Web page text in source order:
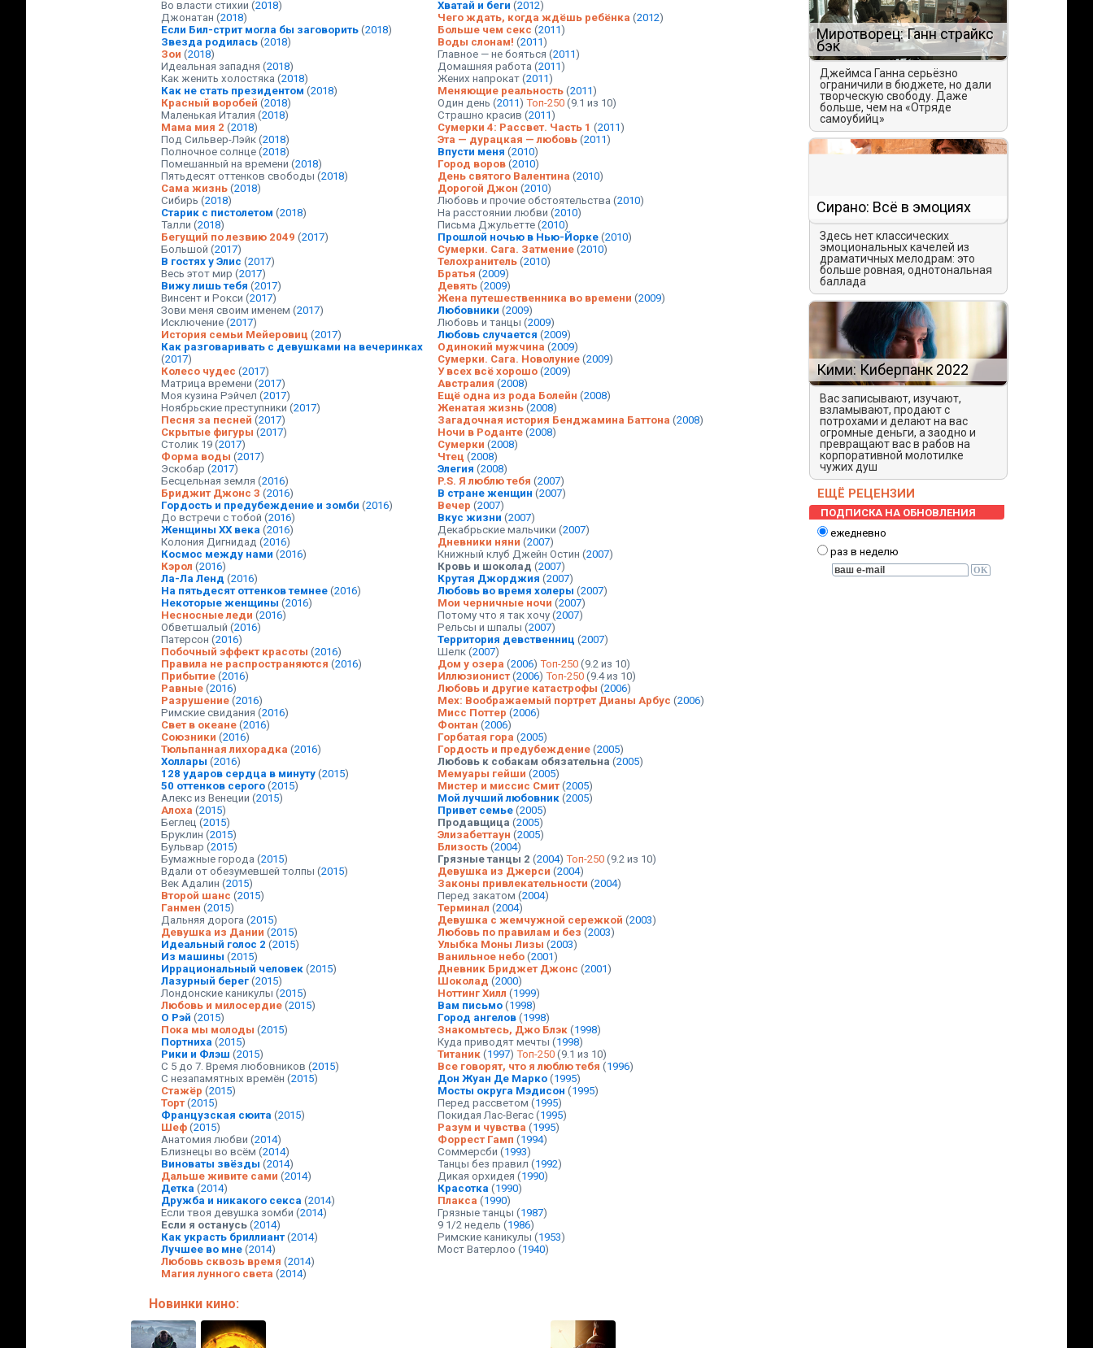
Во власти стихии (2018)
Джонатан (2018)
Если Бил-стрит могла бы заговорить (2018)
Звезда родилась (2018)
Зои (2018)
Идеальная западня (2018)
Как женить холостяка (2018)
Как не стать президентом (2018)
Красный воробей (2018)
Маленькая Италия (2018)
Мама мия 2 (2018)
Под Сильвер-Лэйк (2018)
Полночное солнце (2018)
Помешанный на времени (2018)
Пятьдесят оттенков свободы (2018)
Сама жизнь (2018)
Сибирь (2018)
Старик с пистолетом (2018)
Талли (2018)
Бегущий по лезвию 2049 (2017)
Большой (2017)
В гостях у Элис (2017)
Весь этот мир (2017)
Вижу лишь тебя (2017)
Винсент и Рокси (2017)
Зови меня своим именем (2017)
Исключение (2017)
История семьи Мейеровиц (2017)
Как разговаривать с девушками на вечеринках
(2017)
Колесо чудес (2017)
Матрица времени (2017)
Моя кузина Рэйчел (2017)
Ноябрьские преступники (2017)
Песня за песней (2017)
Скрытые фигуры (2017)
Столик 19 (2017)
Форма воды (2017)
Эскобар (2017)
Бесцельная земля (2016)
Бриджит Джонс 3 (2016)
Гордость и предубеждение и зомби (2016)
До встречи с тобой (2016)
Женщины ХХ века (2016)
Колония Дигнидад (2016)
Космос между нами (2016)
Кэрол (2016)
Ла-Ла Ленд (2016)
На пятьдесят оттенков темнее (2016)
Некоторые женщины (2016)
Несносные леди (2016)
Обветшалый (2016)
Патерсон (2016)
Побочный эффект красоты (2016)
Правила не распространяются (2016)
Прибытие (2016)
Равные (2016)
Разрушение (2016)
Римские свидания (2016)
Свет в океане (2016)
Союзники (2016)
Тюльпанная лихорадка (2016)
Холлары (2016)
128 ударов сердца в минуту (2015)
50 оттенков серого (2015)
Алекс из Венеции (2015)
Алоха (2015)
Беглец (2015)
Бруклин (2015)
Бульвар (2015)
Бумажные города (2015)
Вдали от обезумевшей толпы (2015)
Век Адалин (2015)
Второй шанс (2015)
Ганмен (2015)
Дальняя дорога (2015)
Девушка из Дании (2015)
Идеальный голос 2 (2015)
Из машины (2015)
Иррациональный человек (2015)
Лазурный берег (2015)
Лондонские каникулы (2015)
Любовь и милосердие (2015)
О Рэй (2015)
Пока мы молоды (2015)
Портниха (2015)
Рики и Флэш (2015)
С 5 до 7. Время любовников (2015)
С незапамятных времён (2015)
Стажёр (2015)
Торт(2015)
Французская сюита (2015)
Шеф (2015)
Анатомия любви (2014)
Близнецы во всём (2014)
Виноваты звёзды (2014)
Дальше живите сами (2014)
Детка (2014)
Дружба и никакого секса (2014)
Если твоя девушка зомби (2014)
Если я останусь (2014)
Как украсть бриллиант(2014)
Лучшее во мне (2014)
Любовь сквозь время (2014)
Магия лунного света (2014)
Хватай и беги (2012)
Чего ждать, когда ждёшь ребёнка (2012)
Больше чем секс (2011)
Воды слонам! (2011)
Главное — не бояться (2011)
Домашняя работа (2011)
Жених напрокат (2011)
Меняющие реальность (2011)
Один день (2011) Топ-250 (9.1 из 10)
Страшно красив (2011)
Сумерки 4: Рассвет. Часть 1 (2011)
Эта — дурацкая — любовь (2011)
Впусти меня (2010)
Город воров (2010)
День святого Валентина (2010)
Дорогой Джон (2010)
Любовь и прочие обстоятельства (2010)
На расстоянии любви (2010)
Письма Джульетте (2010)
Прошлой ночью в Нью-Йорке (2010)
Сумерки. Сага. Затмение (2010)
Телохранитель (2010)
Братья (2009)
Девять (2009)
Жена путешественника во времени (2009)
Любовники (2009)
Любовь и танцы (2009)
Любовь случается (2009)
Одинокий мужчина (2009)
Сумерки. Сага. Новолуние (2009)
У всех всё хорошо (2009)
Австралия (2008)
Ещё одна из рода Болейн (2008)
Женатая жизнь (2008)
Загадочная история Бенджамина Баттона (2008)
Ночи в Роданте (2008)
Сумерки (2008)
Чтец (2008)
Элегия (2008)
P.S. Я люблю тебя (2007)
В стране женщин (2007)
Вечер (2007)
Вкус жизни (2007)
Декабрьские мальчики (2007)
Дневники няни (2007)
Книжный клуб Джейн Остин (2007)
Кровь и шоколад (2007)
Крутая Джорджия (2007)
Любовь во время холеры (2007)
Мои черничные ночи (2007)
Потому что я так хочу (2007)
Рельсы и шпалы (2007)
Территория девственниц (2007)
Шелк (2007)
Дом у озера (2006) Топ-250 (9.2 из 10)
Иллюзионист(2006) Топ-250 (9.4 из 10)
Любовь и другие катастрофы (2006)
Мех: Воображаемый портрет Дианы Арбус (2006)
Мисс Поттер (2006)
Фонтан (2006)
Горбатая гора (2005)
Гордость и предубеждение (2005)
Любовь к собакам обязательна (2005)
Мемуары гейши (2005)
Мистер и миссис Смит(2005)
Мой лучший любовник (2005)
Привет семье (2005)
Продавщица (2005)
Элизабеттаун (2005)
Близость (2004)
Грязные танцы 2 (2004) Топ-250 (9.2 из 10)
Девушка из Джерси (2004)
Законы привлекательности (2004)
Перед закатом (2004)
Терминал (2004)
Девушка с жемчужной сережкой (2003)
Любовь по правилам и без (2003)
Улыбка Моны Лизы (2003)
Ванильное небо (2001)
Дневник Бриджет Джонс (2001)
Шоколад (2000)
Ноттинг Хилл (1999)
Вам письмо (1998)
Город ангелов (1998)
Знакомьтесь, Джо Блэк (1998)
Куда приводят мечты (1998)
Титаник (1997) Топ-250 (9.1 из 10)
Все говорят, что я люблю тебя (1996)
Дон Жуан Де Марко (1995)
Мосты округа Мэдисон (1995)
Перед рассветом (1995)
Покидая Лас-Вегас (1995)
Разум и чувства (1995)
Форрест Гамп (1994)
Соммерсби (1993)
Танцы без правил (1992)
Дикая орхидея (1990)
Красотка (1990)
Плакса (1990)
Грязные танцы (1987)
9 1/2 недель (1986)
Римские каникулы (1953)
Мост Ватерлоо (1940)
Новинки кино:
Миротворец: Ганн страйкс
бэк
Джеймса Ганна серьёзно
ограничили в бюджете, но дали
творческую свободу. Даже
больше, чем на «Отряде
самоубийц»
Сирано: Всё в эмоциях
Здесь нет классических
эмоциональных качелей из
драматичных мелодрам: это
больше ровная, однотональная
баллада
Кими: Киберпанк 2022
Вас записывают, изучают,
взламывают, продают с
потрохами и делают на вас
огромные деньги, а заодно и
превращают вас в рабов на
корпоративной молотилке
чужих душ
ЕЩЁ РЕЦЕНЗИИ
ПОДПИСКА НА ОБНОВЛЕНИЯ
ежедневно
раз в неделю